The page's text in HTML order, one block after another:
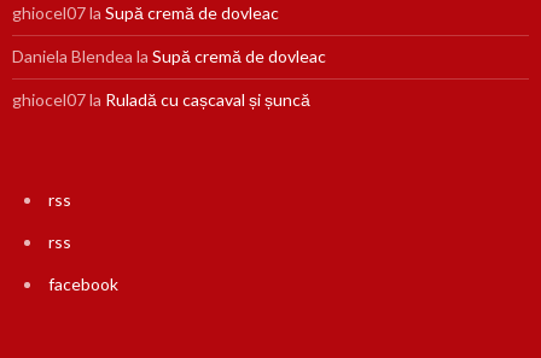
ghiocel07la Supă cremă de dovleac
Daniela Blendea la Supă cremă de dovleac
ghiocel07la Ruladă cu cașcaval și șuncă
rss
rss
facebook